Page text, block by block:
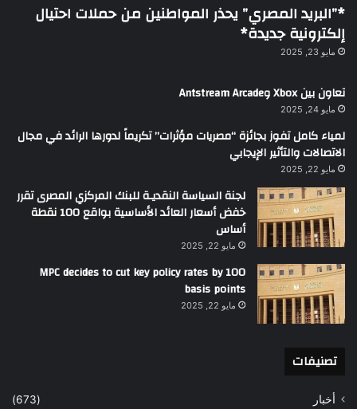
*”البريد المصري” يحذر المواطنين من حملات احتيال
إلكترونية جديدة*
مايو 23, 2025
تعاون بين Xbox وAntstream Arcade
مايو 24, 2025
لمياء كامل تفوز بجائزة “مصريات مؤثرات” تكريماً لدورها الرائد في مجال
الاتصالات والتأثير الإيجابي
مايو 22, 2025
لجنة السياسة النقديـة للبنك المركزي المصرى تقرر
خفض أسعار العائد الأساسية بواقع 100 نقطة
أساس
مايو 22, 2025
MPC decides to cut key policy rates by 100
basis points
مايو 22, 2025
تصنيفات
أخبار
(673)